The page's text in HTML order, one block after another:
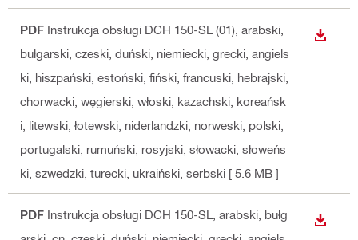
PDF Instrukcja obsługi DCH 150-SL (01) , arabski,
bułgarski, czeski, duński, niemiecki, grecki, angiels
ki, hiszpański, estoński, fiński, francuski, hebrajski,
chorwacki, węgierski, włoski, kazachski, koreańsk
i, litewski, łotewski, niderlandzki, norweski, polski,
portugalski, rumuński, rosyjski, słowacki, słoweńs
ki, szwedzki, turecki, ukraiński, serbski [ 5.6 MB ]
PDF Instrukcja obsługi DCH 150-SL , arabski, bułg